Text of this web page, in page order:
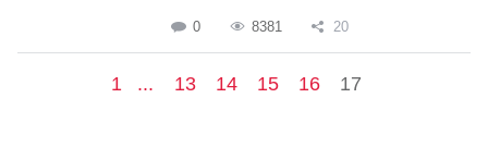
0 8381 20
1 ... 13 14 15 16 17